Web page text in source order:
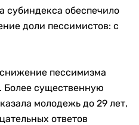
субиндекса обеспечило
доли пессимистов: с
пессимизма
Более существенную
молодежь до 29 лет,
ответов